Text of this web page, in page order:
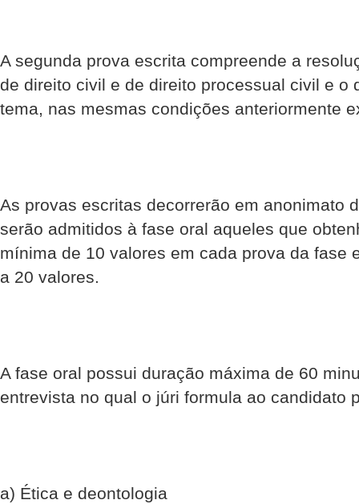
A segunda prova escrita compreende a
de direito civil e de direito processual civil e o
tema, nas mesmas condições anteriormente
As provas escritas decorrerão em anonimato
serão admitidos à fase oral aqueles que
mínima de 10 valores em cada prova da fase
a 20 valores.
A fase oral possui duração máxima de 60
entrevista no qual o júri formula ao candidato
a) Ética e deontologia